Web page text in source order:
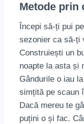
Metode prin
Începi să-ți pui
sezonier ca să-ți
Construiești un
noapte la asta și
Gândurile o iau
simțită pe scaun
Dacă mereu te
puțini o și fac.